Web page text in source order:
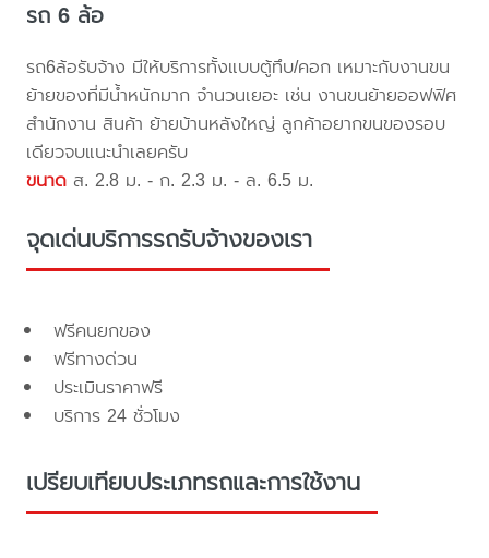
รถ 6 ล้อ
รถ6ล้อรับจ้าง มีให้บริการทั้งแบบตู้ทึบ/คอก เหมาะกับงานขน
ย้ายของที่มีน้ำหนักมาก จำนวนเยอะ เช่น งานขนย้ายออฟฟิศ
สำนักงาน สินค้า ย้ายบ้านหลังใหญ่ ลูกค้าอยากขนของรอบ
เดียวจบแนะนำเลยครับ
ขนาด ส. 2.8 ม. - ก. 2.3 ม. - ล. 6.5 ม.
จุดเด่นบริการรถรับจ้างของเรา
ฟรีคนยกของ
ฟรีทางด่วน
ประเมินราคาฟรี
บริการ 24 ชั่วโมง
เปรียบเทียบประเภทรถและการใช้งาน